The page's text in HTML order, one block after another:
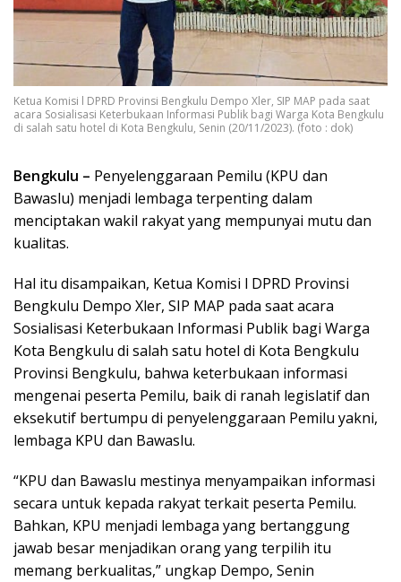
Ketua Komisi l DPRD Provinsi Bengkulu Dempo Xler, SIP MAP pada saat
acara Sosialisasi Keterbukaan Informasi Publik bagi Warga Kota Bengkulu
di salah satu hotel di Kota Bengkulu, Senin (20/11/2023). (foto : dok)
Bengkulu – Penyelenggaraan Pemilu (KPU dan
Bawaslu) menjadi lembaga terpenting dalam
menciptakan wakil rakyat yang mempunyai mutu dan
kualitas.
Hal itu disampaikan, Ketua Komisi l DPRD Provinsi
Bengkulu Dempo Xler, SIP MAP pada saat acara
Sosialisasi Keterbukaan Informasi Publik bagi Warga
Kota Bengkulu di salah satu hotel di Kota Bengkulu
Provinsi Bengkulu, bahwa keterbukaan informasi
mengenai peserta Pemilu, baik di ranah legislatif dan
eksekutif bertumpu di penyelenggaraan Pemilu yakni,
lembaga KPU dan Bawaslu.
“KPU dan Bawaslu mestinya menyampaikan informasi
secara untuk kepada rakyat terkait peserta Pemilu.
Bahkan, KPU menjadi lembaga yang bertanggung
jawab besar menjadikan orang yang terpilih itu
memang berkualitas,” ungkap Dempo, Senin